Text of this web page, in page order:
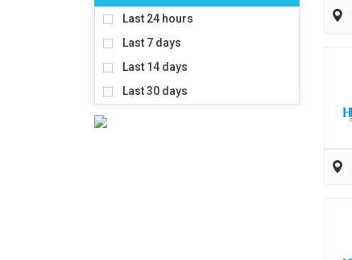
Last 24 hours
Last 7 days
Last 14 days
Last 30 days